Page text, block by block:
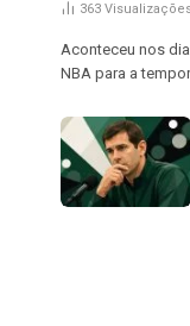
363
Aconteceu nos
NBA para a